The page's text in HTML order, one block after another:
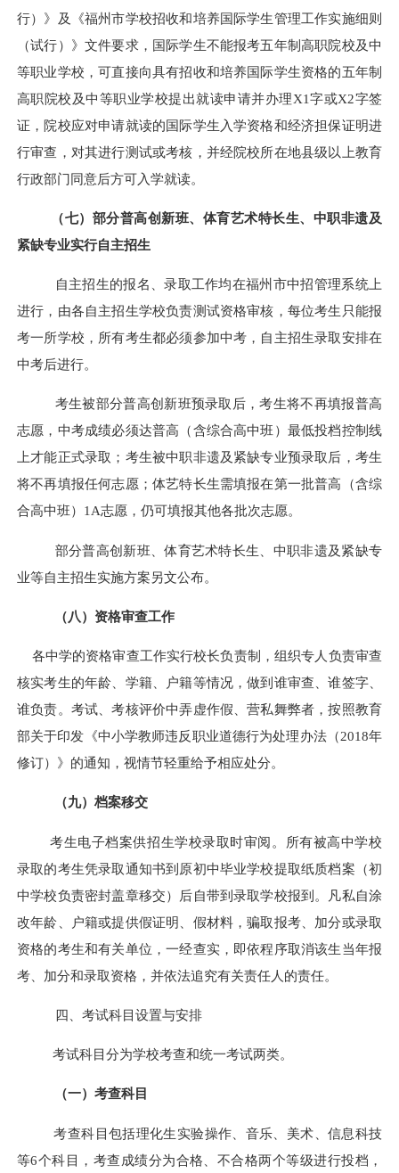
行）》及《福州市学校招收和培养国际学生管理工作实施细则
（试行）》文件要求，国际学生不能报考五年制高职院校及中
等职业学校，可直接向具有招收和培养国际学生资格的五年制
高职院校及中等职业学校提出就读申请并办理X1字或X2字签
证，院校应对申请就读的国际学生入学资格和经济担保证明进
行审查，对其进行测试或考核，并经院校所在地县级以上教育
行政部门同意后方可入学就读。
（七）部分普高创新班、体育艺术特长生、中职非遗及
紧缺专业实行自主招生
自主招生的报名、录取工作均在福州市中招管理系统上
进行，由各自主招生学校负责测试资格审核，每位考生只能报
考一所学校，所有考生都必须参加中考，自主招生录取安排在
中考后进行。
考生被部分普高创新班预录取后，考生将不再填报普高
志愿，中考成绩必须达普高（含综合高中班）最低投档控制线
上才能正式录取；考生被中职非遗及紧缺专业预录取后，考生
将不再填报任何志愿；体艺特长生需填报在第一批普高（含综
合高中班） 1A志愿，仍可填报其他各批次志愿。
部分普高创新班、体育艺术特长生、中职非遗及紧缺专
业等自主招生实施方案另文公布。
（八）资格审查工作
各中学的资格审查工作实行校长负责制，组织专人负责审查
核实考生的年龄、学籍、户籍等情况，做到 谁审查、谁签字、
谁负责。考试、考核评价中弄虚作假、营私舞弊者，按照教育
部关于印发《中小学教师违反职业道德行为处理办法（2018年
修订）》的通知，视情节轻重给予相应处分。
（九）档案移交
考生电子档案供招生学校录取时审阅。所有被高中学校
录取的考生凭录取通知书到原初中毕业学校提取纸质档案（初
中学校负责密封盖章移交）后自带到录取学校报到。凡私自涂
改年龄、户籍或提供假证明、假材料，骗取报考、加分或录取
资格的考生和有关单位，一经查实，即依程序取消该生当年报
考、加分和录取资格，并依法追究有关责任人的责任。
四、考试科目设置与安排
考试科目分为学校考查和统一考试两类。
（一）考查科目
考查科目包括理化生实验操作、音乐、美术、信息科技
等6个科目， 考查成绩分为合格、不合格两个等级进行投档，